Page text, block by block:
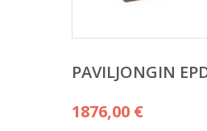
PAVILJONGIN
1876,00 €